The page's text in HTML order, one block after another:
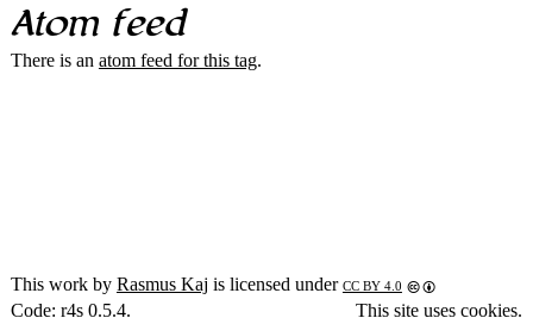
Atom feed
There is an atom feed for this tag.
This work by Rasmus Kaj is licensed underCC BY 4.0
Code: r4s0.5.4. This siteuses cookies.